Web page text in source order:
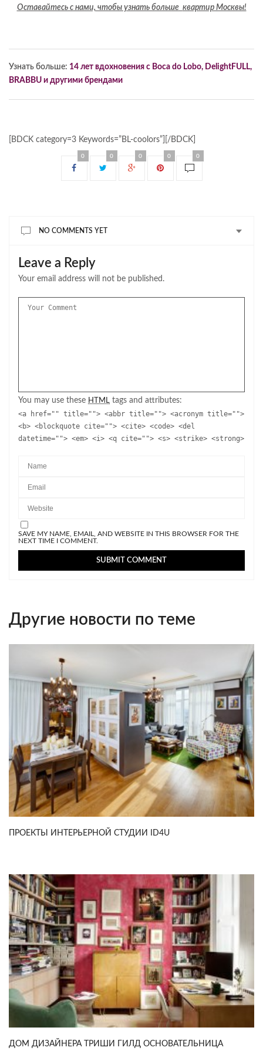
Оставайтесь с нами, чтобы узнать больше квартир Москвы!
Узнать больше: 14 лет вдохновения с Boca do Lobo, DelightFULL,
BRABBU и другими брендами
[BDCK category=3 Keywords=”BL-coolors”][/BDCK]
0 0 0 0 0
NO COMMENTS YET
Leave a Reply
Your email address will not be published.
You may use these HTML tags and attributes:
<a href="" title=""> <abbr title=""> <acronym title="">
<b> <blockquote cite=""> <cite> <code> <del
datetime=""> <em> <i> <q cite=""> <s> <strike> <strong>
SAVE MY NAME, EMAIL, AND WEBSITE IN THIS BROWSER FOR THE
NEXT TIME I COMMENT.
Другие новости по теме
ПРОЕКТЫ ИНТЕРЬЕРНОЙ СТУДИИ ID4U
ДОМ ДИЗАЙНЕРА ТРИШИ ГИЛД ОСНОВАТЕЛЬНИЦА